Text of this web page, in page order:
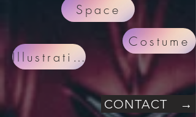
Space
Illustration
Costume
CONTACT →